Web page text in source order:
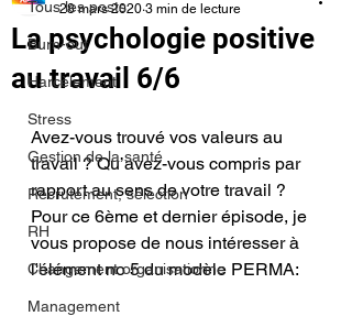
Tous les posts
Burn-out
Harcèlement
Stress
Gestion de la santé
Recrutement, sélection
RH
Changement organisationne
Management
La psychologie positive
au travail 6/6
28 mars 2020 3 min de lecture
Avez-vous trouvé vos valeurs au
travail ? Qu’avez-vous compris par
rapport au sens de votre travail ?
Pour ce 6ème et dernier épisode, je
vous propose de nous intéresser à
l'élément no 5 du modèle PERMA: